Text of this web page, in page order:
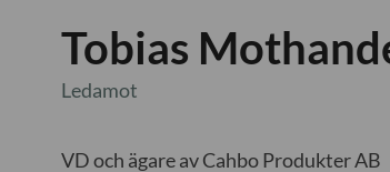
Tobias
Ledamot
VD och ägare av Cahbo Produkter AB